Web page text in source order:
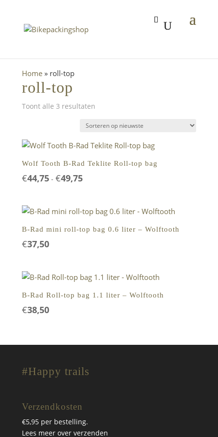
Home» roll-top
roll-top
Toont alle 3 resultatenGesorteerd
nieuwste
Wolf Tooth B-Rad Teklite Roll-top bag
€44,75 - €49,75Prijsklasse:
€49,75
B-Rad mini roll-top bag 0.6 liter – Wolftooth
€37,50
B-Rad Roll-top bag 1.1 liter – Wolftooth
€38,50
#Happy trails
Verzendkosten
€5,95 per bestelling.
Lees meer over verzenden